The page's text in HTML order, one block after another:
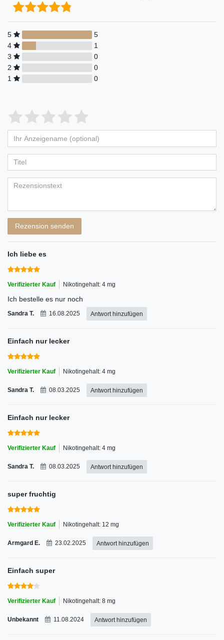
5
5
4
1
3
0
2
0
1
0
Bewertungssterne
von
5
Bewertungssternen
4
von
5
Bewertungssternen
3
von
5
Bewertungssternen
2
von
5
Bewertungssternen
1
von
5
Bewertungssternen
Anzeigename
(optional)
Rezension senden
Ich liebe es
Verifizierter Kauf Nikotingehalt: 4 mg
Ich bestelle es nur noch
Sandra T. 16.08.2025 Antwort hinzufügen
Einfach nur lecker
Verifizierter Kauf Nikotingehalt: 4 mg
Sandra T. 08.03.2025 Antwort hinzufügen
Einfach nur lecker
Verifizierter Kauf Nikotingehalt: 4 mg
Sandra T. 08.03.2025 Antwort hinzufügen
super fruchtig
Verifizierter Kauf Nikotingehalt: 12 mg
Armgard E. 23.02.2025 Antwort hinzufügen
Einfach super
Verifizierter Kauf Nikotingehalt: 8 mg
Unbekannt 11.08.2024 Antwort hinzufügen